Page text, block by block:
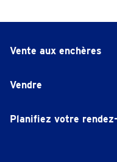
Vente aux enchères
Vendre
Planifiez votre